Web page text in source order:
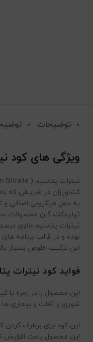
توضیحات
ویژگی های کود
نیترات پتاسیم ( Potassium Nitrate ) یک منبع کامل از دو ماده مغذی اصلی گیاهی است. معمولاً به عنوان کود برای محصولات با ارزش بالا که از نیترات و پتاسیم عاری از کلرید بهره می برند، استفاده می شود.
کشاورزان در شرایطی که
به عمل میکروبی اضافی و
تولیدکنندگان محصولات
بوده و در قالب برنامه
این ترکیب خلوص بسیار
فواید کود نیترات
این محصول را در زمره با
شوری و آفات و بیماری
این کود برای برطرف کردن کمبود پتاسیم در هر
این محصول باعث افزایش